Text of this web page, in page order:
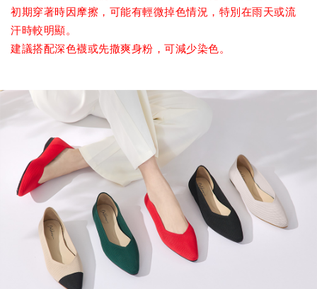
初期穿著時因摩擦，可能有輕微掉色情況，特別在雨天或流
汗時較明顯。
建議搭配深色襪或先撒爽身粉，可減少染色。